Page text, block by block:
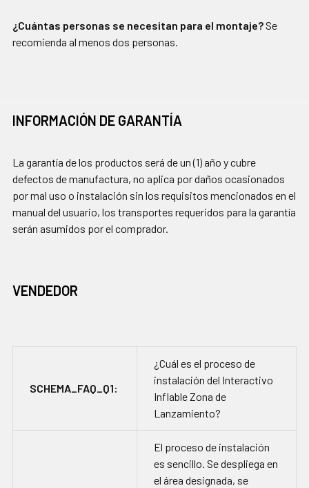
¿Cuántas personas se necesitan para el montaje? Se
recomienda al menos dos personas.
INFORMACIÓN DE GARANTÍA
La garantía de los productos será de un (1) año y cubre
defectos de manufactura, no aplica por daños ocasionados
por mal uso o instalación sin los requisitos mencionados en el
manual del usuario, los transportes requeridos para la garantía
serán asumidos por el comprador.
VENDEDOR
SCHEMA_FAQ_Q1:
¿Cuál es el proceso de
instalación del Interactivo
Inflable Zona de
Lanzamiento?
El proceso de instalación
es sencillo. Se despliega en
el área designada, se